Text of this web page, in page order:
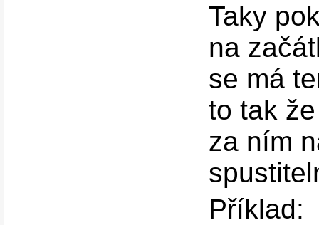
Taky
na
se má
to tak
za ním
Příklad: